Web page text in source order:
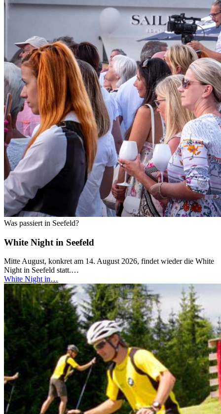
Was passiert in Seefeld?
White Night in Seefeld
Mitte August, konkret am 14. August 2026, findet wieder die White
Night in Seefeld statt.…
White Night in…